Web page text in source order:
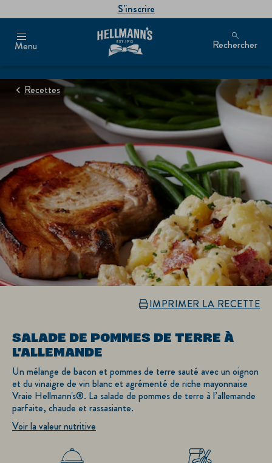
S'inscrire
Menu Rechercher
Recettes
IMPRIMER LA RECETTE
SALADE DE POMMES DE TERRE À
L'ALLEMANDE
Un mélange de bacon et pommes de terre sauté avec un oignon
et du vinaigre de vin blanc et agrémenté de riche mayonnaise
Vraie Hellmann's®. La salade de pommes de terre à l’allemande
parfaite, chaude et rassasiante.
Voir la valeur nutritive